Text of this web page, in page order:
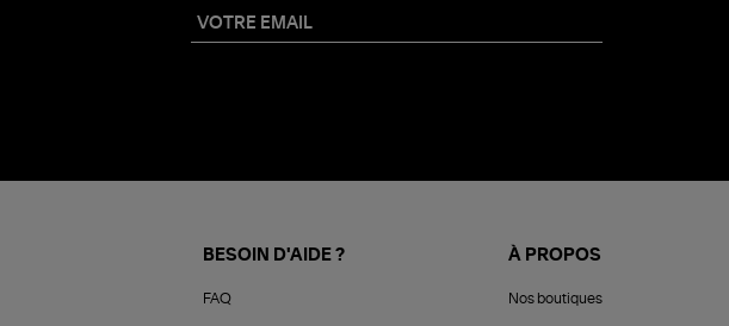
BESOIN D'AIDE ?
FAQ
À PROPOS
Nos boutiques